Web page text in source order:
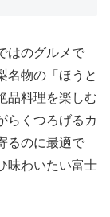
はのグルメで
名物の「ほうと
品料理を楽しむ
らくつろげるカ
るのに最適で
味わいたい富士